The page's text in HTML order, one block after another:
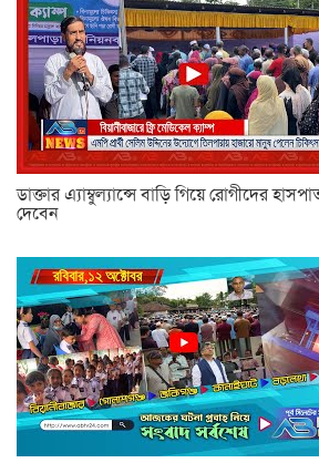
ডাক্তার এ্যাম্বুল্যান্সে বাড়ি গিয়ে রোগীদের
দেবেন